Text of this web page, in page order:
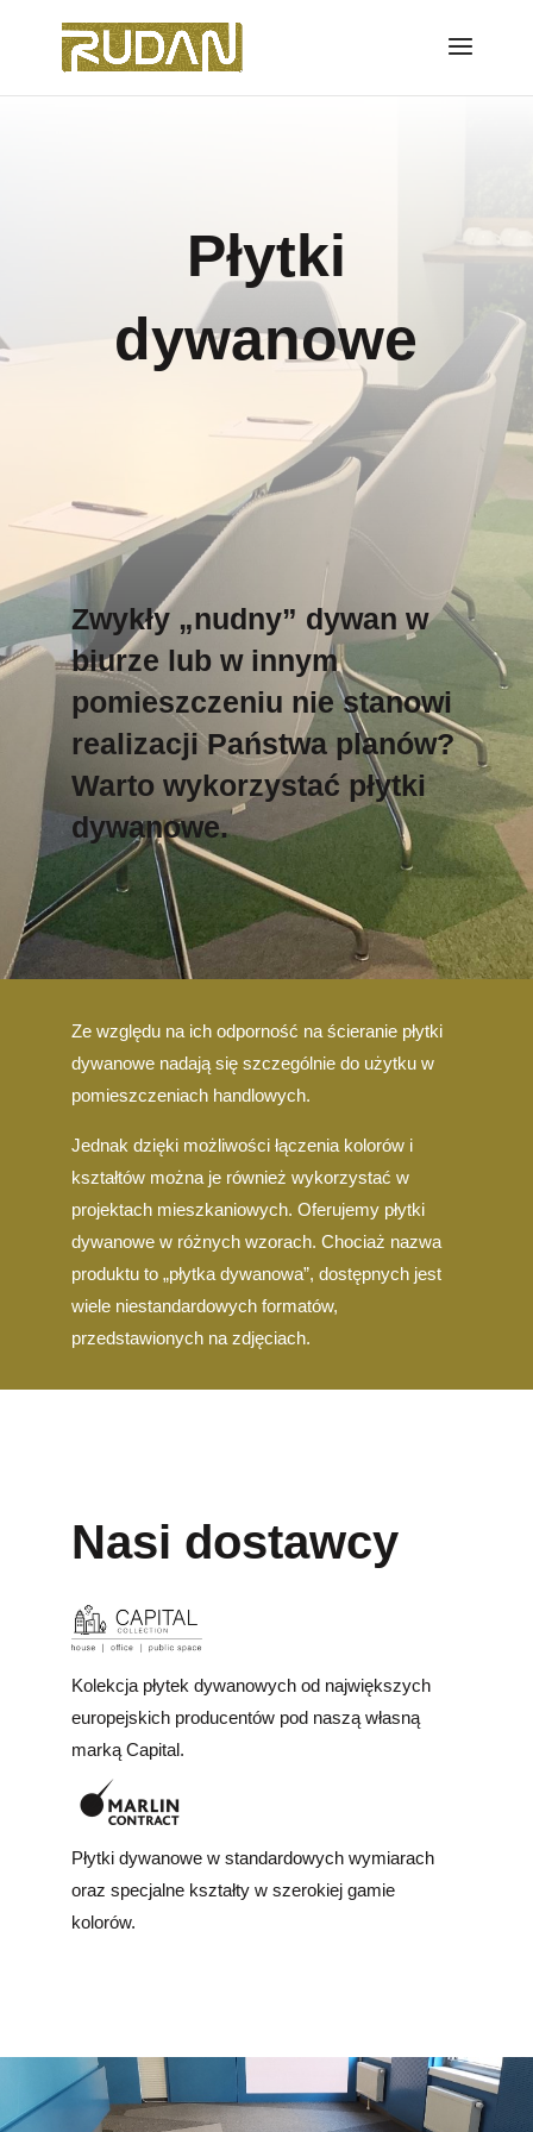
Płytki
dywanowe
Zwykły „nudny” dywan w
biurze lub w innym
pomieszczeniu nie stanowi
realizacji Państwa planów?
Warto wykorzystać płytki
dywanowe.
Ze względu na ich odporność na ścieranie płytki
dywanowe nadają się szczególnie do użytku w
pomieszczeniach handlowych.
Jednak dzięki możliwości łączenia kolorów i
kształtów można je również wykorzystać w
projektach mieszkaniowych. Oferujemy płytki
dywanowe w różnych wzorach. Chociaż nazwa
produktu to „płytka dywanowa”, dostępnych jest
wiele niestandardowych formatów,
przedstawionych na zdjęciach.
Nasi dostawcy
Kolekcja płytek dywanowych od największych
europejskich producentów pod naszą własną
marką Capital.
Płytki dywanowe w standardowych wymiarach
oraz specjalne kształty w szerokiej gamie
kolorów.